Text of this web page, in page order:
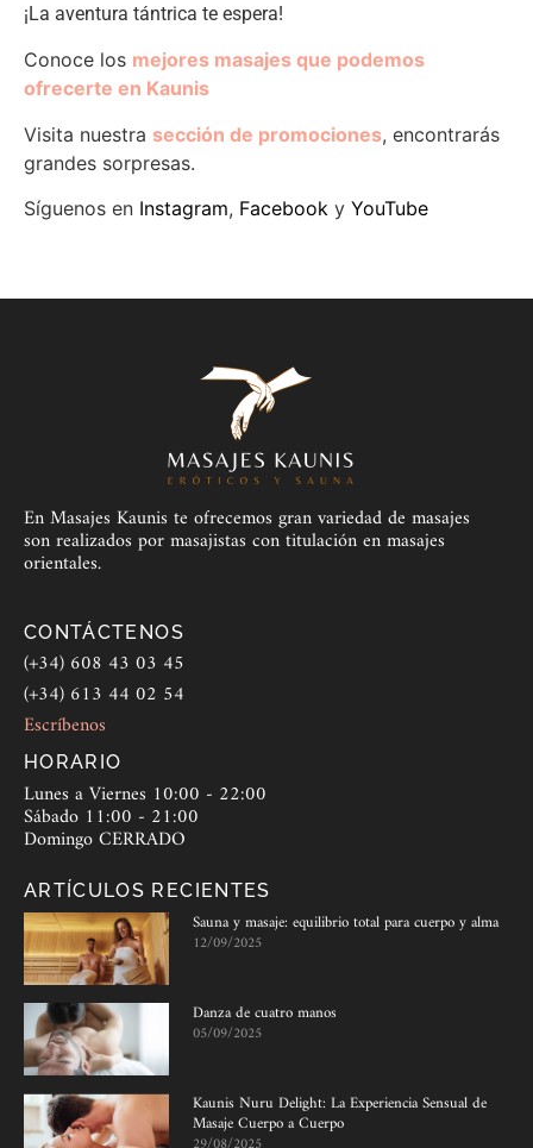
¡La aventura tántrica te espera!
Conoce los mejores masajes que podemos
ofrecerte en Kaunis
Visita nuestra sección de promociones, encontrarás
grandes sorpresas.
Síguenos en Instagram, Facebook y YouTube
En Masajes Kaunis te ofrecemos gran variedad de masajes
son realizados por masajistas con titulación en masajes
orientales.
CONTÁCTENOS
(+34) 608 43 03 45
(+34) 613 44 02 54
Escríbenos
HORARIO
Lunes a Viernes 10:00 - 22:00
Sábado 11:00 - 21:00
Domingo CERRADO
ARTÍCULOS RECIENTES
Sauna y masaje: equilibrio total para cuerpo y alma
12/09/2025
Danza de cuatro manos
05/09/2025
Kaunis Nuru Delight: La Experiencia Sensual de
Masaje Cuerpo a Cuerpo